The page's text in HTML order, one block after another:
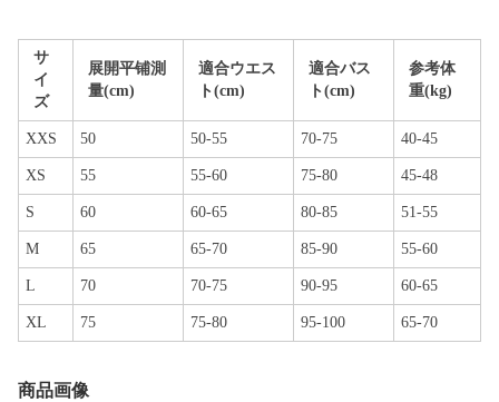
サ
イ
ズ
展開平铺測
量(cm)
適合ウエス
ト(cm)
適合バス
ト(cm)
参考体
重(kg)
XXS 50 50-55 70-75 40-45
XS 55 55-60 75-80 45-48
S 60 60-65 80-85 51-55
M 65 65-70 85-90 55-60
L 70 70-75 90-95 60-65
XL 75 75-80 95-100 65-70
商品画像